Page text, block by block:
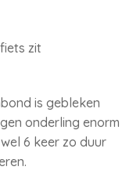
zit
is gebleken
onderling enorm
6 keer zo duur